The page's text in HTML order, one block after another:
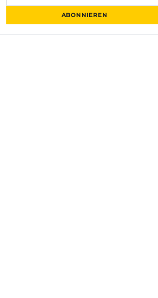
ABONNIEREN